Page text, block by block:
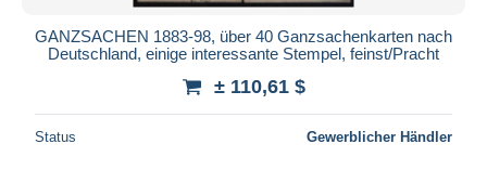
GANZSACHEN 1883-98, über 40 Ganzsachenkarten nach
Deutschland, einige interessante Stempel, feinst/Pracht
± 110,61 $
Status Gewerblicher Händler